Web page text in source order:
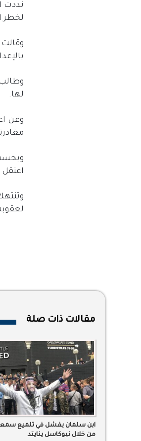
نددت
لخطر
لها.
مقالات ذات صلة
ابن سلمان يفشل في تلميع
من خلال نيوكاسل ينايتد